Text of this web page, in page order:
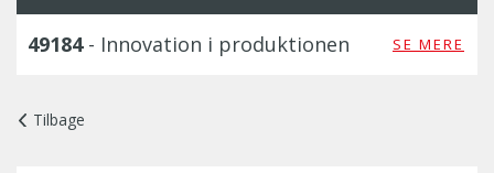
49184- Innovation i produktionen SE MERE
Tilbage